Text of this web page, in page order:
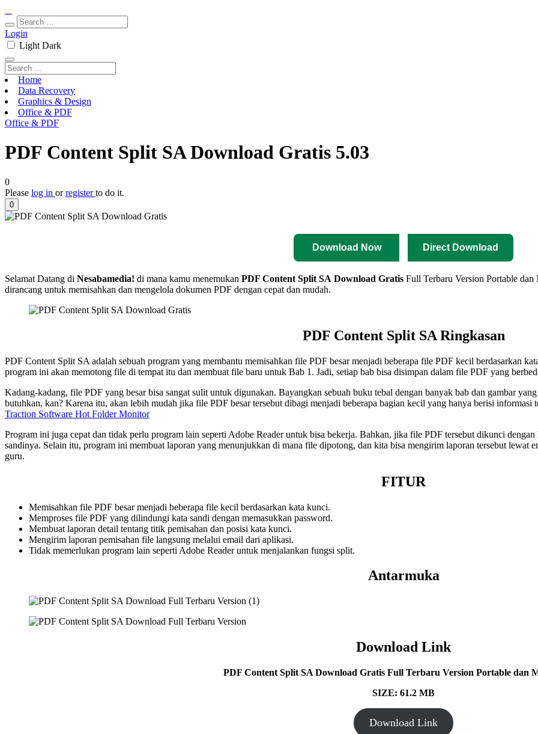
Login
Light Dark
Home
Data Recovery
Graphics & Design
Office & PDF
Office & PDF
PDF Content Split SA Download Gratis 5.03
0
Please log in orregisterto do it.
0
Download Now Direct Download
Selamat Datang di Nesabamedia! di mana kamu menemukan PDF Content Split SA Download Gratis Full Terbaru Version Portable
dirancang untuk memisahkan dan mengelola dokumen PDF dengan cepat dan mudah.
PDF Content Split SA Ringkasan
PDF Content Split SA adalah sebuah program yang membantu memisahkan file PDF besar menjadi beberapa file PDF kecil berdasarkan
program ini akan memotong file di tempat itu dan membuat file baru untuk Bab 1. Jadi, setiap bab bisa disimpan dalam file PDF yang
Kadang-kadang, file PDF yang besar bisa sangat sulit untuk digunakan. Bayangkan sebuah buku tebal dengan banyak bab dan gambar
butuhkan, kan? Karena itu, akan lebih mudah jika file PDF besar tersebut dibagi menjadi beberapa bagian kecil yang hanya berisi informasi
Traction Software Hot Folder Monitor
Program ini juga cepat dan tidak perlu program lain seperti Adobe Reader untuk bisa bekerja. Bahkan, jika file PDF tersebut dikunci
sandinya. Selain itu, program ini membuat laporan yang menunjukkan di mana file dipotong, dan kita bisa mengirim laporan tersebut lewat
guru.
FITUR
Memisahkan file PDF besar menjadi beberapa file kecil berdasarkan kata kunci.
Memproses file PDF yang dilindungi kata sandi dengan memasukkan password.
Membuat laporan detail tentang titik pemisahan dan posisi kata kunci.
Mengirim laporan pemisahan file langsung melalui email dari aplikasi.
Tidak memerlukan program lain seperti Adobe Reader untuk menjalankan fungsi split.
Antarmuka
Download Link
PDF Content Split SA Download Gratis Full Terbaru Version Portable dan
SIZE: 61.2 MB
Download Link